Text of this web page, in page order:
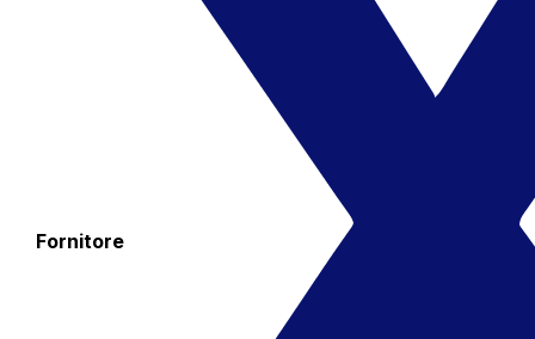
Fornitore